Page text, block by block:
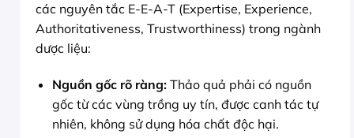
các nguyên tắc E-E-A-T (Expertise, Experience,
Authoritativeness, Trustworthiness) trong ngành
dược liệu:
Nguồn gốc rõ ràng:Thảo quả phải có nguồn
gốc từ các vùng trồng uy tín, được canh tác tự
nhiên, không sử dụng hóa chất độc hại.